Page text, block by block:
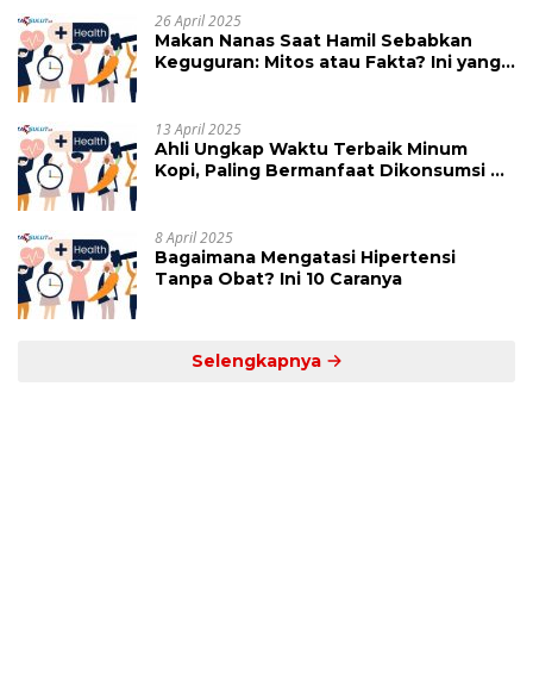
26 April 2025
Makan Nanas Saat Hamil Sebabkan
Keguguran: Mitos atau Fakta? Ini yang
13 April 2025
Ahli Ungkap Waktu Terbaik Minum
Kopi, Paling Bermanfaat Dikonsumsi di
8 April 2025
Bagaimana Mengatasi Hipertensi
Tanpa Obat? Ini 10 Caranya
Selengkapnya